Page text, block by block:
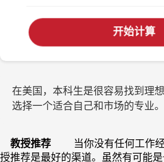
开始计算
在美国，本科生是很容易找到理
选择一个适合自己和市场的专业。
教授推荐 当你没有任何工作经
授推荐是最好的渠道。虽然有可能